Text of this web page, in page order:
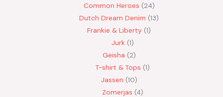
Common Heroes 24
Dutch Dream Denim 13
Frankie & Liberty 1
Jurk 1
Geisha 2
T-shirt & Tops 1
Jassen 10
Zomerjas 4